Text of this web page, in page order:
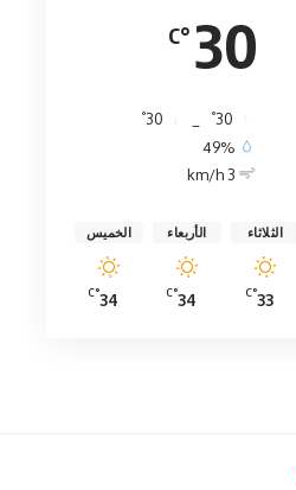
30
°C
30
°
30
°
49%
3 km/h
الثلاثاء
33
°C
الأربعاء
34
°C
الخميس
34
°C